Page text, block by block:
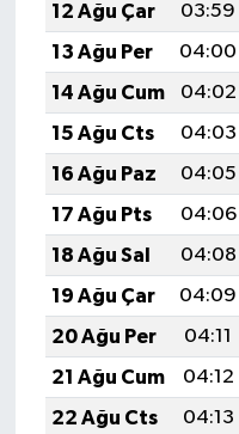
12 Ağu Çar
03:59
13 Ağu Per
04:00
14 Ağu Cum
04:02
15 Ağu Cts
04:03
16 Ağu Paz
04:05
17 Ağu Pts
04:06
18 Ağu Sal
04:08
19 Ağu Çar
04:09
20 Ağu Per
04:11
21 Ağu Cum
04:12
22 Ağu Cts
04:13